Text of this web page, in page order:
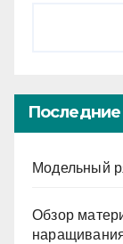
Модельный
Обзор